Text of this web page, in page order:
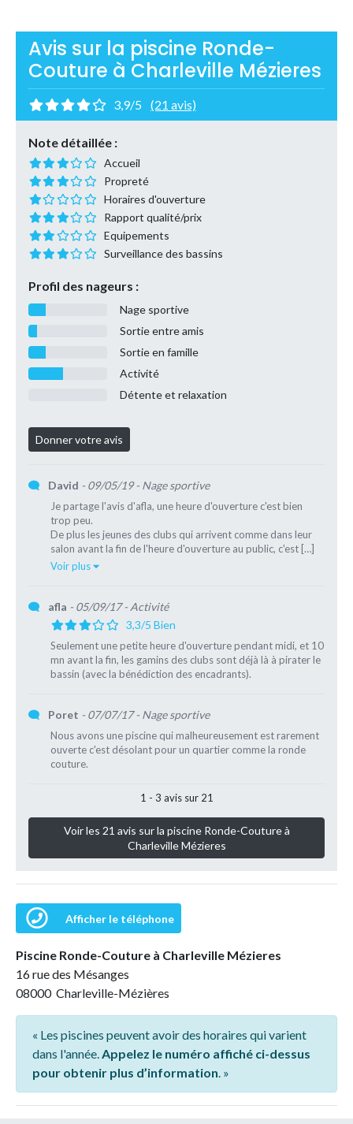
Avis sur la piscine Ronde-
Couture à Charleville Mézieres
3,9/5 (21 avis)
Note détaillée :
Accueil
Propreté
Horaires d'ouverture
Rapport qualité/prix
Equipements
Surveillance des bassins
Profil des nageurs :
Nage sportive
Sortie entre amis
Sortie en famille
Activité
Détente et relaxation
David - 09/05/19- Nage sportive
Je partage l'avis d'afla, une heure d'ouverture c'est bien
trop peu.
De plus les jeunes des clubs qui arrivent comme dans leur
salon avant la fin de l'heure d'ouverture au public, c'est […]
Voir plus
afla - 05/09/17- Activité
3,3/5 Bien
Seulement une petite heure d'ouverture pendant midi, et 10
mn avant la fin, les gamins des clubs sont déjà là à pirater le
bassin (avec la bénédiction des encadrants).
Poret - 07/07/17- Nage sportive
Nous avons une piscine qui malheureusement est rarement
ouverte c'est désolant pour un quartier comme la ronde
couture.
1 - 3 avis sur 21
Voir les 21 avis sur la piscine Ronde-Couture à
Charleville Mézieres
Afficher le téléphone
Piscine Ronde-Couture à Charleville Mézieres
16 rue des Mésanges
08000 Charleville-Mézières
« Les piscines peuvent avoir des horaires qui varient
dans l'année.Appelez le numéro affiché ci-dessus
pour obtenir plus d’information. »